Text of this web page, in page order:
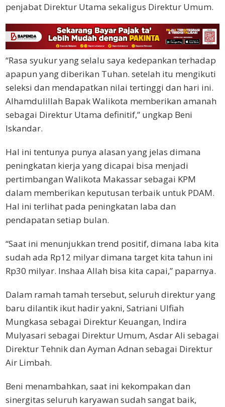
penjabat Direktur Utama sekaligus Direktur Umum.
“Rasa syukur yang selalu saya kedepankan terhadap
apapun yang diberikan Tuhan. setelah itu mengikuti
seleksi dan mendapatkan nilai tertinggi dan hari ini.
Alhamdulillah Bapak Walikota memberikan amanah
sebagai Direktur Utama definitif,” ungkap Beni
Iskandar.
Hal ini tentunya punya alasan yang jelas dimana
peningkatan kierja yang dicapai bisa menjadi
pertimbangan Walikota Makassar sebagai KPM
dalam memberikan keputusan terbaik untuk PDAM.
Hal ini terlihat pada peningkatan laba dan
pendapatan setiap bulan.
“Saat ini menunjukkan trend positif, dimana laba kita
sudah ada Rp12 milyar dimana target kita tahun ini
Rp30 milyar. Inshaa Allah bisa kita capai,” paparnya.
Dalam ramah tamah tersebut, seluruh direktur yang
baru dilantik ikut hadir yakni, Satriani Ulfiah
Mungkasa sebagai Direktur Keuangan, Indira
Mulyasari sebagai Direktur Umum, Asdar Ali sebagai
Direktur Tehnik dan Ayman Adnan sebagai Direktur
Air Limbah.
Beni menambahkan, saat ini kekompakan dan
sinergitas seluruh karyawan sudah sangat baik,